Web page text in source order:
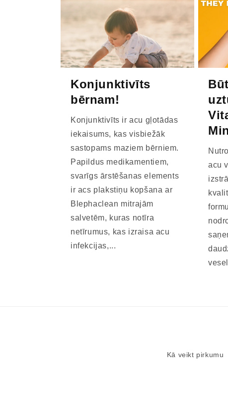
Konjunktivīts
bērnam!
Konjunktivīts ir acu gļotādas
iekaisums, kas visbiežāk
sastopams maziem bērniem.
Papildus medikamentiem,
svarīgs ārstēšanas elements
ir acs plakstiņu kopšana ar
Blephaclean mitrajām
salvetēm, kuras notīra
netīrumus, kas izraisa acu
infekcijas,...
acu
Kā veikt pirkumu